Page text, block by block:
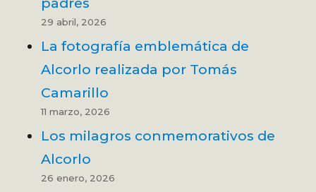
29 abril, 2026
La fotografía emblemática de
Alcorlo realizada por Tomás
Camarillo
11 marzo, 2026
Los milagros conmemorativos de
Alcorlo
26 enero, 2026